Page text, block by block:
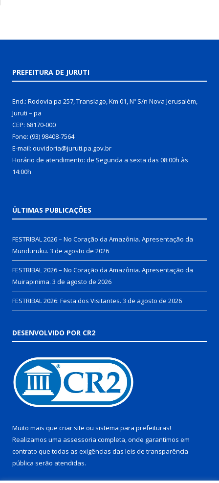
PREFEITURA DE JURUTI
End.: Rodovia pa 257, Translago, Km 01, Nº S/n Nova Jerusalém,
Juruti – pa
CEP: 68170-000
Fone: (93) 98408-7564
E-mail: ouvidoria@juruti.pa.gov.br
Horário de atendimento: de Segunda a sexta das 08:00h às
14:00h
ÚLTIMAS PUBLICAÇÕES
FESTRIBAL 2026 – No Coração da Amazônia. Apresentação da
Munduruku. 3 de agosto de 2026
FESTRIBAL 2026 – No Coração da Amazônia. Apresentação da
Muirapinima. 3 de agosto de 2026
FESTRIBAL 2026: Festa dos Visitantes. 3 de agosto de 2026
DESENVOLVIDO POR CR2
Muito mais que criar site ou sistema para prefeituras!
Realizamos uma assessoria completa, onde garantimos em
contrato que todas as exigências das leis de transparência
pública serão atendidas.